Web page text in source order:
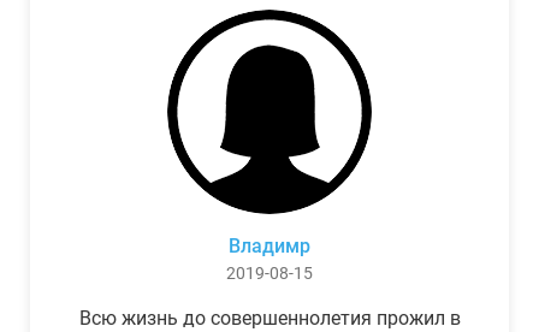
Владимр
2019-08-15
Всю жизнь до совершеннолетия прожил в